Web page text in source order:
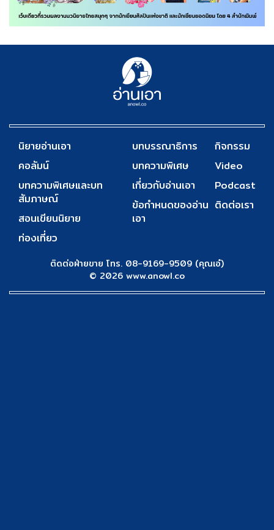
นิยายอ่านเอา
คอลัมน์
บทความพิเศษและบท
สัมภาษณ์
สอนเขียนนิยาย
ท่องเที่ยว
บทบรรณาธิการ
บทความพิเศษ
เกี่ยวกับอ่านเอา
ข้อกำหนดของอ่าน
เอา
กิจกรรม
Video
Podcast
ติดต่อเรา
ติดต่อฝ่ายขาย โทร. 08-9169-9509 (คุณเอ๋)
© 2026 www.anowl.co